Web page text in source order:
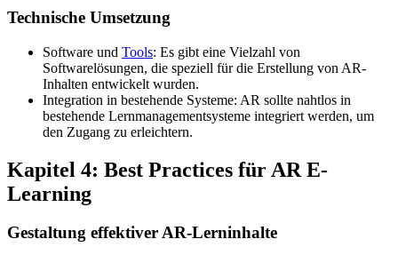
Technische Umsetzung
Software und Tools: Es gibt eine Vielzahl von
Softwarelösungen, die speziell für die Erstellung von AR-
Inhalten entwickelt wurden.
Integration in bestehende Systeme: AR sollte nahtlos in
bestehende Lernmanagementsysteme integriert werden, um
den Zugang zu erleichtern.
Kapitel 4: Best Practices für AR E-
Learning
Gestaltung effektiver AR-Lerninhalte